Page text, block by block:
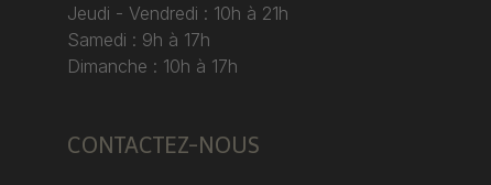
Jeudi - Vendredi : 10h à 21h
Samedi : 9h à 17h
Dimanche : 10h à 17h
CONTACTEZ-NOUS